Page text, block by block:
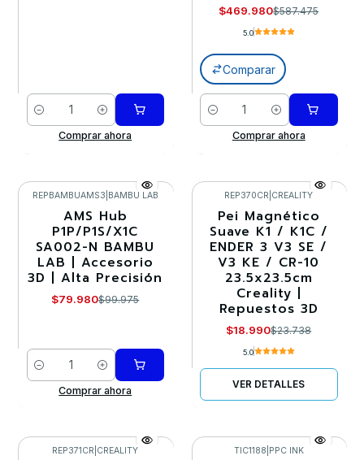
Cantidad
Comprar ahora
$469.980$587.475
5.0
Comparar
Cantidad
Comprar ahora
-20%
REPBAMBUAMS3 BAMBU LAB
AMS Hub
P1P/P1S/X1C
SA002-N BAMBU
LAB | Accesorio
3D | Alta Precisión
$79.980$99.975
Cantidad
Comprar ahora
-20%
Llega el 30/08/2026
REP370CR CREALITY
Pei Magnético
Suave K1 / K1C /
ENDER 3 V3 SE /
V3 KE / CR-10
23.5x23.5cm
Creality |
Repuestos 3D
$18.990$23.738
5.0
VER DETALLES
REP371CR CREALITY TIC1188 PPC INK